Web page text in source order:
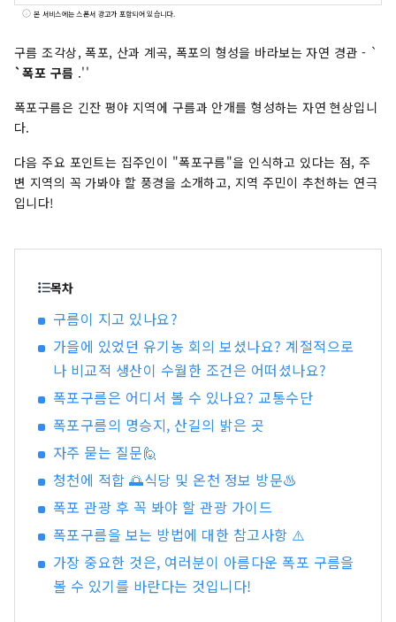
는 데 도움을 줍니다. 봄에는 벚꽃과 신록, 여름에는
덮인 설경을 감상할 수 있습니다. 사계절마다 사진
카리 쌀과 산나물 요리 등 설국 특유의 풍미가 마음
약 2시간 거리입니다. 자연과 사람의 따스함을 느
낄 수 있는 여유로운 여행을 떠나보는 건 어떠세요?
본 서비스에는 스폰서 광고가 포함되어 있습니다.
구름 조각상, 폭포, 산과 계곡, 폭포의 형성을 바라보는 자연 경관 - `
`폭포 구름 .''
폭포구름은 긴잔 평야 지역에 구름과 안개를 형성하는 자연 현상입니
다.
다음 주요 포인트는 집주인이 "폭포구름"을 인식하고 있다는 점, 주
변 지역의 꼭 가봐야 할 풍경을 소개하고, 지역 주민이 추천하는 연극
입니다!
목차
구름이 지고 있나요?
가을에 있었던 유기농 회의 보셨나요? 계절적으로
나 비교적 생산이 수월한 조건은 어떠셨나요?
폭포구름은 어디서 볼 수 있나요? 교통수단
폭포구름의 명승지, 산길의 밝은 곳
자주 묻는 질문🙋
청천에 적합 🌅식당 및 온천 정보 방문♨️
폭포 관광 후 꼭 봐야 할 관광 가이드
폭포구름을 보는 방법에 대한 참고사항 ⚠️
가장 중요한 것은, 여러분이 아름다운 폭포 구름을
볼 수 있기를 바란다는 것입니다!